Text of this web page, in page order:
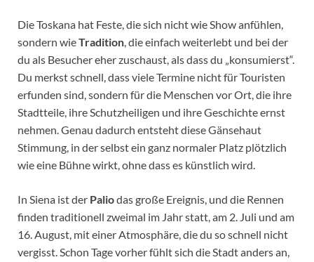
Die Toskana hat Feste, die sich nicht wie Show anfühlen,
sondern wieTradition, die einfach weiterlebt und bei der
du als Besucher eher zuschaust, als dass du „konsumierst“.
Du merkst schnell, dass viele Termine nicht für Touristen
erfunden sind, sondern für die Menschen vor Ort, die ihre
Stadtteile, ihre Schutzheiligen und ihre Geschichte ernst
nehmen. Genau dadurch entsteht diese Gänsehaut
Stimmung, in der selbst ein ganz normaler Platz plötzlich
wie eine Bühne wirkt, ohne dass es künstlich wird.
In Siena ist der Paliodas große Ereignis, und die Rennen
finden traditionell zweimal im Jahr statt, am 2. Juli und am
16. August, mit einer Atmosphäre, die du so schnell nicht
vergisst. Schon Tage vorher fühlt sich die Stadt anders an,